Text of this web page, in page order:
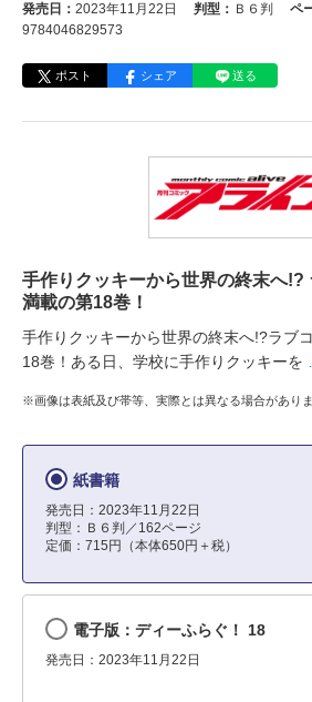
発売日： 2023年11月22日 判型： Ｂ６判 ペ
9784046829573
ポスト シェア 送る
手作りクッキーから世界の終末へ!?
満載の第18巻！
手作りクッキーから世界の終末へ!?ラブ
18巻！ある日、学校に手作りクッキーを
※画像は表紙及び帯等、実際とは異なる場合がありま
紙書籍
発売日：2023年11月22日
判型：Ｂ６判／162ページ
定価：715円（本体650円＋税）
電子版：ディーふらぐ！ 18
発売日：2023年11月22日